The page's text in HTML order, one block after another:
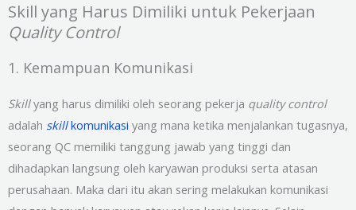
Skill yang Harus Dimiliki untuk Pekerjaan
Quality Control
1. Kemampuan Komunikasi
Skillyang harus dimiliki oleh seorang pekerja quality control
adalah skillkomunikasi yang mana ketika menjalankan tugasnya,
seorang QC memiliki tanggung jawab yang tinggi dan
dihadapkan langsung oleh karyawan produksi serta atasan
perusahaan. Maka dari itu akan sering melakukan komunikasi